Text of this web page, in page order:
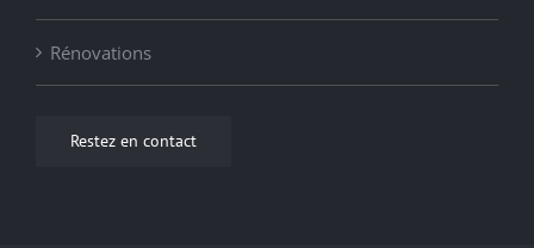
Rénovations
Restez en contact